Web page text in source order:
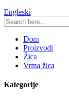
Engleski
Dom
Proizvodi
Žica
Vrtna žica
Kategorije